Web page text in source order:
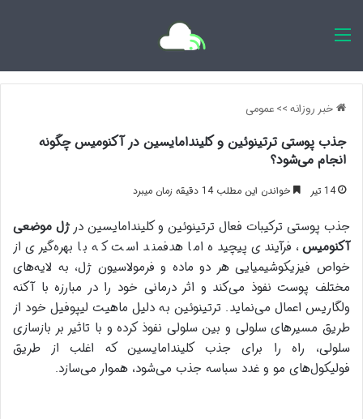
خبر روزانه>>عمومی
جذب پوستی ترتینوئین و کلیندامایسین در آکنومیس چگونه
انجام می‌شود؟
14 تیر خواندن این مطلب 14 دقیقه زمان میبرد
جذب پوستی ترکیبات فعال ترتینوئین و کلیندامایسین درژل موضعی
آکنومیس ، فرآیندی پیچیده اما هدفمند است که با بهره‌گیری از
خواص فیزیکوشیمیایی هر دو ماده و فرمولاسیون ژل، به لایه‌های
مختلف پوست نفوذ می‌کند و اثر درمانی خود را در مبارزه با آکنه
ولگاریس اعمال می‌نماید. ترتینوئین به دلیل ماهیت لیپوفیل خود از
طریق مسیرهای سلولی و بین سلولی نفوذ کرده و با تاثیر بر بازسازی
سلولی، راه را برای جذب کلیندامایسین که اغلب از طریق
فولیکول‌های مو و غدد سباسه جذب می‌شود، هموار می‌سازد.